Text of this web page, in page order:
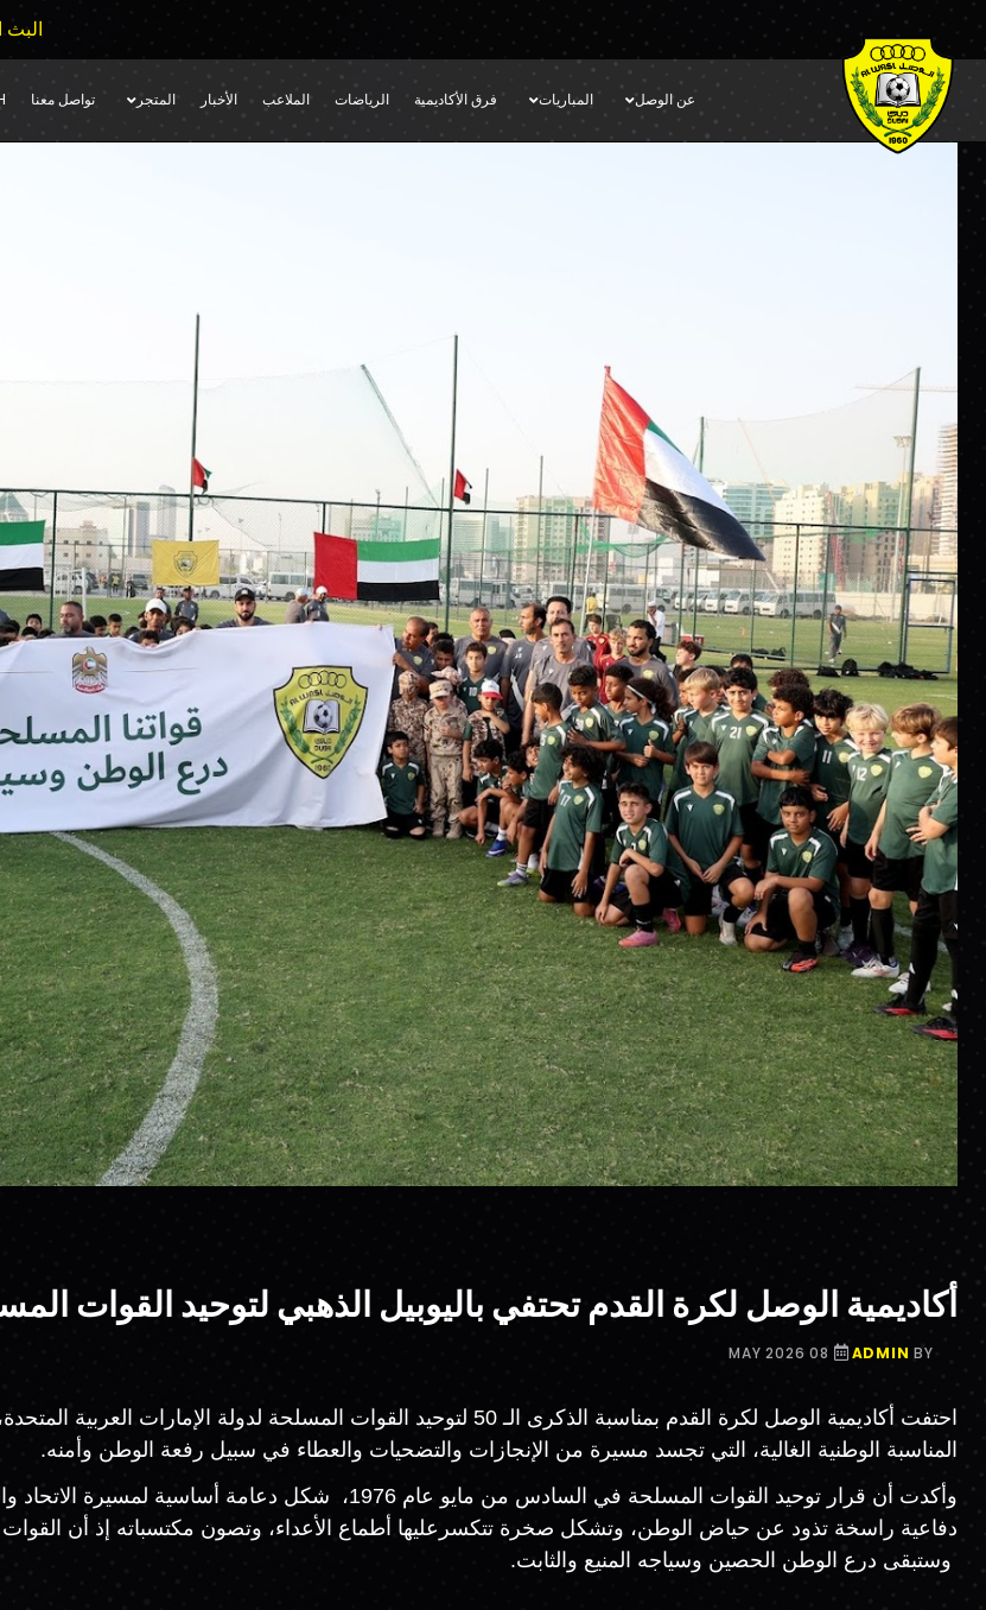
البث
عن الوصل المباريات فرق الأكاديمية الرياضات الملاعب الأخبار المتجر تواصل معنا
أكاديمية الوصل لكرة القدم تحتفي باليوبيل الذهبي لتوحيد القوات
BY
ADMIN
احتفت أكاديمية الوصل لكرة القدم بمناسبة الذكرى الـ 50 لتوحيد القوات
المناسبة الوطنية الغالية، التي تجسد مسيرة من الإنجازات والتضحيات والعطاء في سبيل رفعة الوطن وأمنه.
وأكدت أن قرار توحيد القوات المسلحة في السادس من مايو عام
دفاعية راسخة تذود عن حياض الوطن، وتشكل صخرة تتكسرعليها أطماع الأعداء، وتصون مكتسباته إذ أن
وستبقى درع الوطن الحصين وسياجه المنيع والثابت.